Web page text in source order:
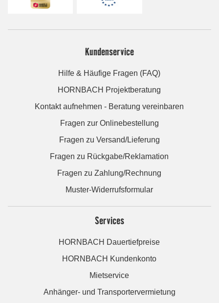
Kundenservice
Hilfe & Häufige Fragen (FAQ)
HORNBACH Projektberatung
Kontakt aufnehmen - Beratung vereinbaren
Fragen zur Onlinebestellung
Fragen zu Versand/Lieferung
Fragen zu Rückgabe/Reklamation
Fragen zu Zahlung/Rechnung
Muster-Widerrufsformular
Services
HORNBACH Dauertiefpreise
HORNBACH Kundenkonto
Mietservice
Anhänger- und Transportervermietung